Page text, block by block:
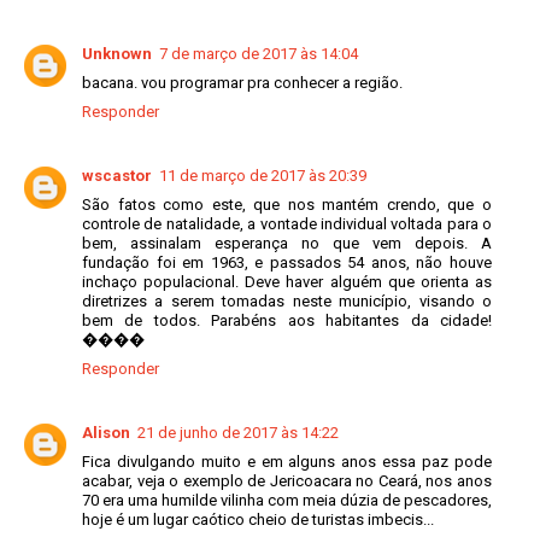
Unknown 7 de março de 2017 às 14:04
bacana. vou programar pra conhecer a região.
Responder
wscastor 11 de março de 2017 às 20:39
São fatos como este, que nos mantém crendo, que o
controle de natalidade, a vontade individual voltada para o
bem, assinalam esperança no que vem depois. A
fundação foi em 1963, e passados 54 anos, não houve
inchaço populacional. Deve haver alguém que orienta as
diretrizes a serem tomadas neste município, visando o
bem de todos. Parabéns aos habitantes da cidade!
����
Responder
Alison 21 de junho de 2017 às 14:22
Fica divulgando muito e em alguns anos essa paz pode
acabar, veja o exemplo de Jericoacara no Ceará, nos anos
70 era uma humilde vilinha com meia dúzia de pescadores,
hoje é um lugar caótico cheio de turistas imbecis...